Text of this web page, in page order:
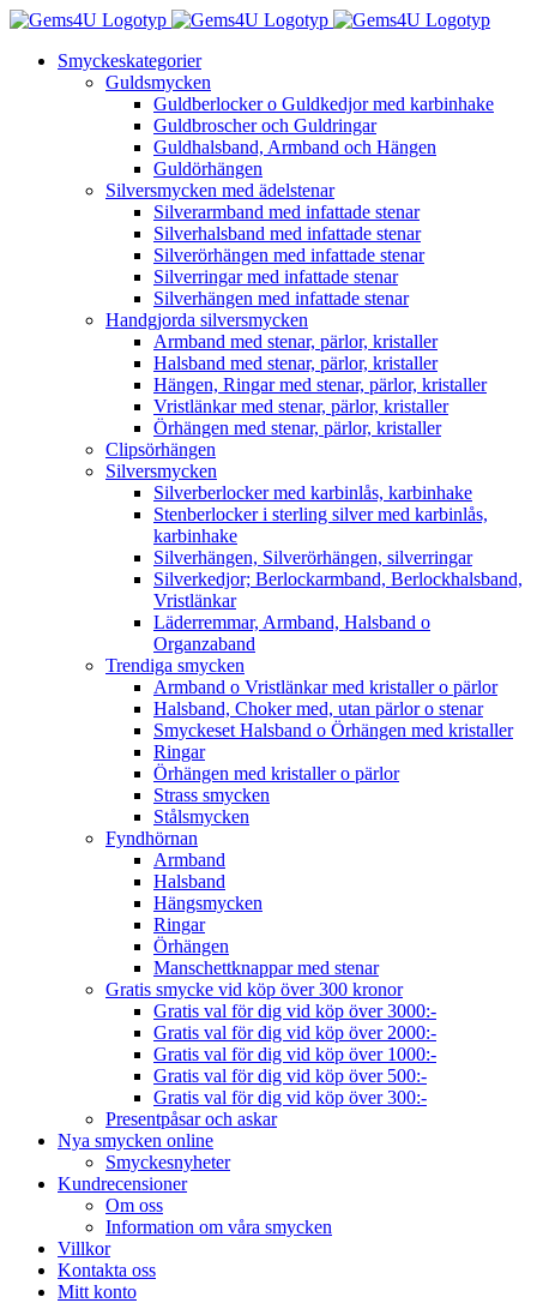
Fortsätt
innehålletSmyckeskategorier
Guldsmycken
Guldberlocker o Guldkedjor med karbinhake
Guldbroscher och Guldringar
Guldhalsband, Armband och Hängen
Guldörhängen
Silversmycken med ädelstenar
Silverarmband med infattade stenar
Silverhalsband med infattade stenar
Silverörhängen med infattade stenar
Silverringar med infattade stenar
Silverhängen med infattade stenar
Handgjorda silversmycken
Armband med stenar, pärlor, kristaller
Halsband med stenar, pärlor, kristaller
Hängen, Ringar med stenar, pärlor, kristaller
Vristlänkar med stenar, pärlor, kristaller
Örhängen med stenar, pärlor, kristaller
Clipsörhängen
Silversmycken
Silverberlocker med karbinlås, karbinhake
Stenberlocker i sterling silver med karbinlås,
karbinhake
Silverhängen, Silverörhängen, silverringar
Silverkedjor; Berlockarmband, Berlockhalsband,
Vristlänkar
Läderremmar, Armband, Halsband o
Organzaband
Trendiga smycken
Armband o Vristlänkar med kristaller o pärlor
Halsband, Choker med, utan pärlor o stenar
Smyckeset Halsband o Örhängen med kristaller
Ringar
Örhängen med kristaller o pärlor
Strass smycken
Stålsmycken
Fyndhörnan
Armband
Halsband
Hängsmycken
Ringar
Örhängen
Manschettknappar med stenar
Gratis smycke vid köp över 300 kronor
Gratis val för dig vid köp över 3000:-
Gratis val för dig vid köp över 2000:-
Gratis val för dig vid köp över 1000:-
Gratis val för dig vid köp över 500:-
Gratis val för dig vid köp över 300:-
Presentpåsar och askar
Nya smycken online
Smyckesnyheter
Kundrecensioner
Om oss
Information om våra smycken
Villkor
Kontakta oss
Mitt konto